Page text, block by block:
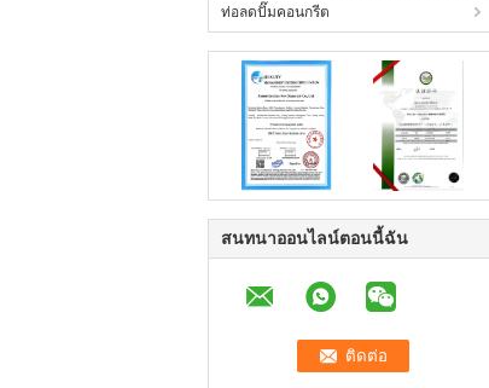
ท่อลดปั๊มคอนกรีต
สนทนาออนไลน์ตอนนี้ฉัน